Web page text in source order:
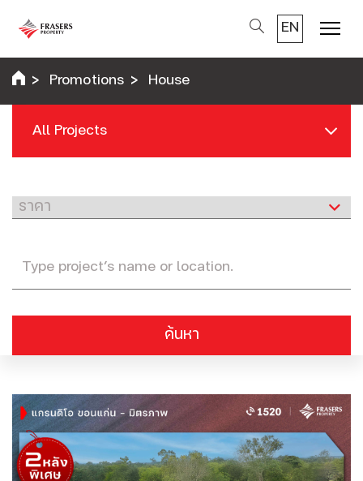
EN
Menu
Promotions House
All Projects
ค้นหา